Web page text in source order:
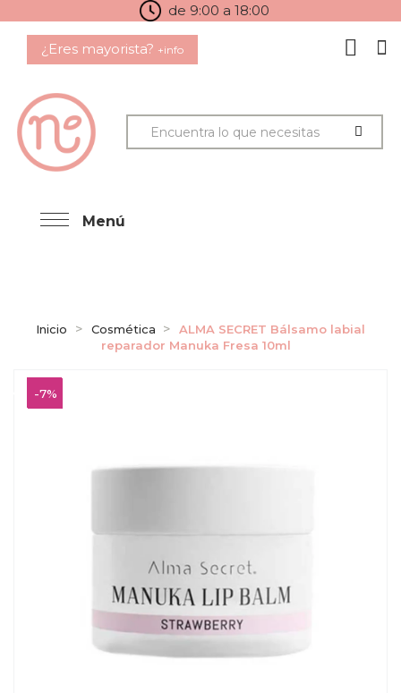
de 9:00 a 18:00
¿Eres mayorista? +info
Menú
Inicio Cosmética
ALMA SECRET Bálsamo labial
reparador Manuka Fresa 10ml
-7%
-7%